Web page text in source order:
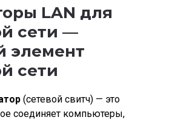
LAN для
сети —
элемент
сети
(сетевой свитч) — это
соединяет компьютеры,